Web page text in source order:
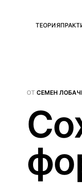
ТЕОРИЯ
ОТ СЕМЕН